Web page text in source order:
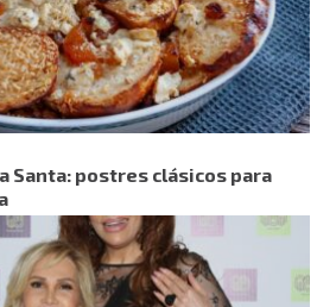
Santa: postres clásicos para